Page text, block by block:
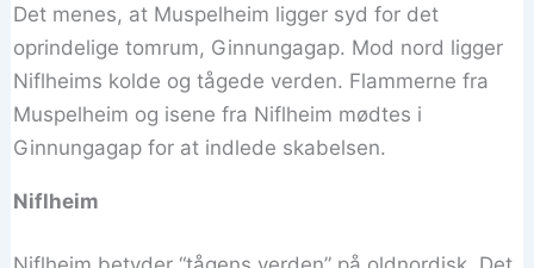
Det menes, at Muspelheim ligger syd for det
oprindelige tomrum, Ginnungagap. Mod nord ligger
Niflheims kolde og tågede verden. Flammerne fra
Muspelheim og isene fra Niflheim mødtes i
Ginnungagap for at indlede skabelsen.
Niflheim